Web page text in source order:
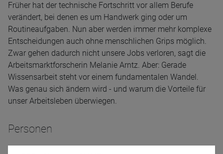
Früher hat der technische Fortschritt vor allem Berufe
verändert, bei denen es um Handwerk ging oder um
Routineaufgaben. Nun aber werden immer mehr komplexe
Entscheidungen auch ohne menschlichen Grips möglich.
Zwar gehen dadurch nicht unsere Jobs verloren, sagt die
Arbeitsmarktforscherin Melanie Arntz. Aber: Gerade
Wissensarbeit steht vor einem fundamentalen Wandel.
Was genau sich ändern wird - und warum die Vorteile für
unser Arbeitsleben überwiegen.
Personen